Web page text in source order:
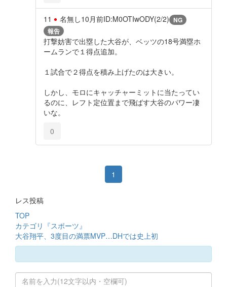
11 名無し10月前ID:M0OTIwODY(2/2) NG
報告
打撃妨害で出塁した大谷が、ベッツの18号満塁ホ
ームランで１得点追加。
１試合で２得点を積み上げたのは大きい。
しかし、モロにキャッチャーミットに当たってい
るのに、レフト定位置まで飛ばす大谷のパワー凄
いな。
0
1
レス投稿
TOP
カテゴリ『スポーツ』
大谷翔平、3度目の満票MVP…DHでは史上初